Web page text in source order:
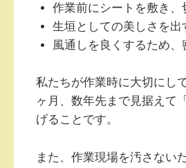
作業前にシートを敷き
生垣としての美しさを
風通しを良くするため
私たちが作業時に大切にし
ヶ月、数年先まで見据えて
げることです。
また、作業現場を汚さない